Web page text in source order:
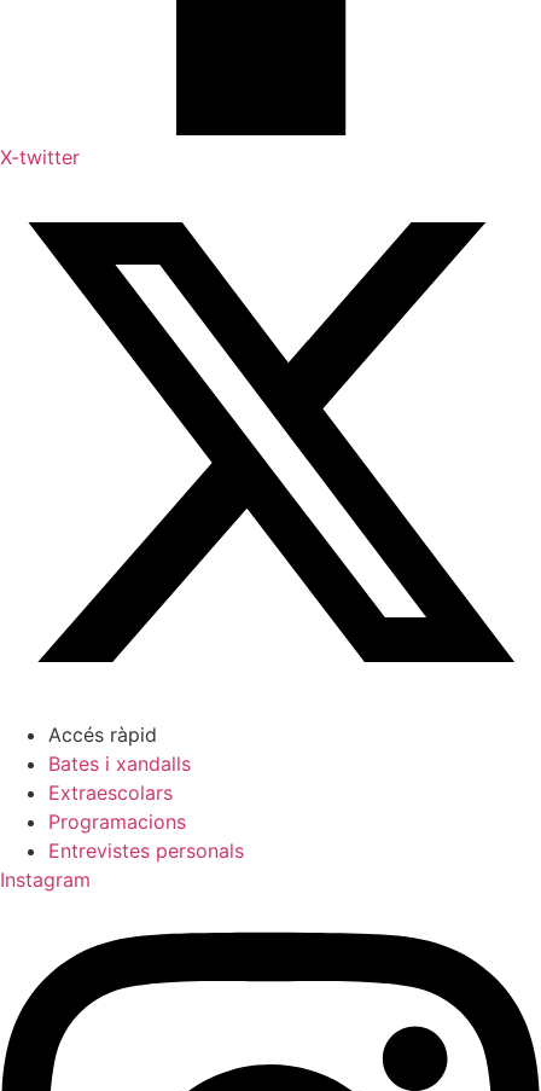
X-twitter
Accés ràpid
Bates i xandalls
Extraescolars
Programacions
Entrevistes personals
Instagram